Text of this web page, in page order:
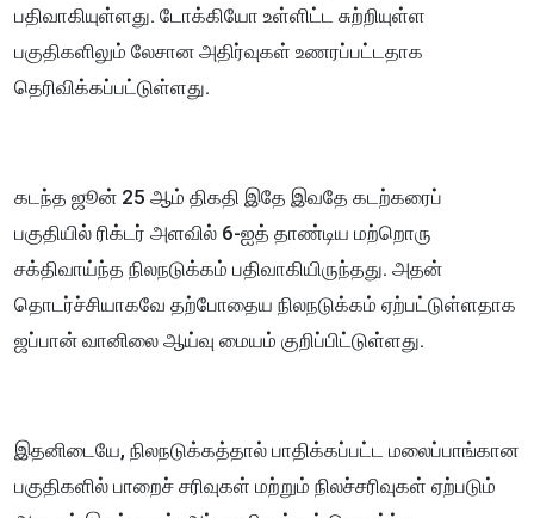
பதிவாகியுள்ளது. டோக்கியோ உள்ளிட்ட சுற்றியுள்ள
பகுதிகளிலும் லேசான அதிர்வுகள் உணரப்பட்டதாக
தெரிவிக்கப்பட்டுள்ளது.
கடந்த ஜூன் 25 ஆம் திகதி இதே இவதே கடற்கரைப்
பகுதியில் ரிக்டர் அளவில் 6-ஐத் தாண்டிய மற்றொரு
சக்திவாய்ந்த நிலநடுக்கம் பதிவாகியிருந்தது. அதன்
தொடர்ச்சியாகவே தற்போதைய நிலநடுக்கம் ஏற்பட்டுள்ளதாக
ஜப்பான் வானிலை ஆய்வு மையம் குறிப்பிட்டுள்ளது.
இதனிடையே, நிலநடுக்கத்தால் பாதிக்கப்பட்ட மலைப்பாங்கான
பகுதிகளில் பாறைச் சரிவுகள் மற்றும் நிலச்சரிவுகள் ஏற்படும்